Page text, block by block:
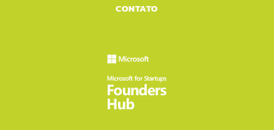
CONTATO